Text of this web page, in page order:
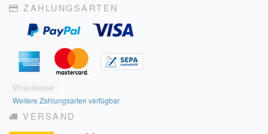
Geschäftszeiten
Impressum
FAQ
ZAHLUNGSARTEN
Vorauskasse
Weitere Zahlungsarten verfügbar
VERSAND